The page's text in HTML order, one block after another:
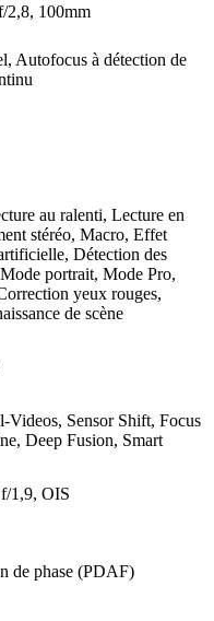
2,8, 100mm
Autofocus à détection de
au ralenti, Lecture en
stéréo, Macro, Effet
Détection des
portrait, Mode Pro,
yeux rouges,
de scène
Videos, Sensor Shift, Focus
Deep Fusion, Smart
1,9, OIS
de phase (PDAF)